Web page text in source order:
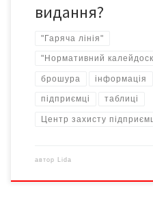
видання?
"Гаряча лінія"
"Нормативний
брошура інформація
підприємці таблиці
Центр захисту
автор Lida